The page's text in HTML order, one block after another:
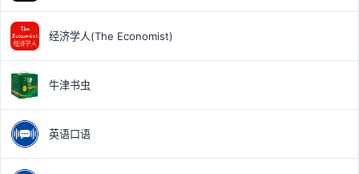
经济学人(The Economist)
牛津书虫
英语口语